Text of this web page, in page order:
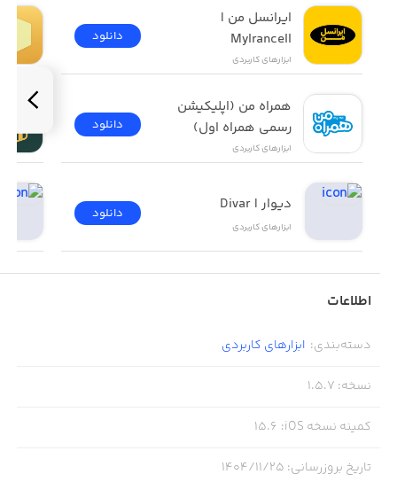
MyIrancell
ابزار‌های کاربردی
دانلود
رسمی همراه اول)
ابزار‌های کاربردی
دانلود
دیوار | Divar
ابزار‌های کاربردی
دانلود
اطلاعات
دسته‌بندی: ابزار‌های کاربردی
نسخه:
1.5.7
کمینه نسخه iOS :
15.6
تاریخ بروزرسانی: ۱۴۰۴/۱۱/۲۵